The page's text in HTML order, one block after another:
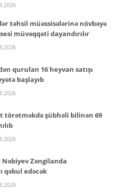
təhsil müəssisələrinə növbəyə
müvəqqəti dayandırılır
qurulan 16 heyvan satışı
başlayıb
törətməkdə şübhəli bilinən 69
Nəbiyev Zəngilanda
qəbul edəcək